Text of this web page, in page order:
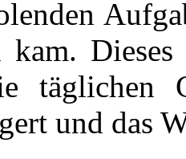
kam.
täglichen
und das